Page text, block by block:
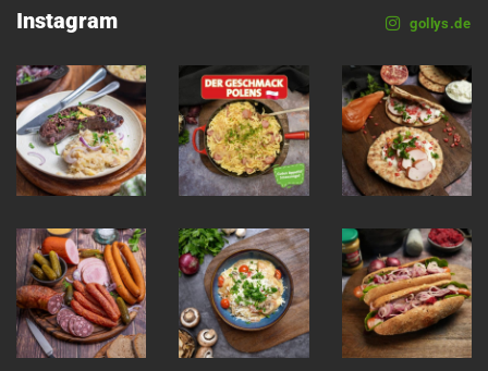
Instagram gollys.de